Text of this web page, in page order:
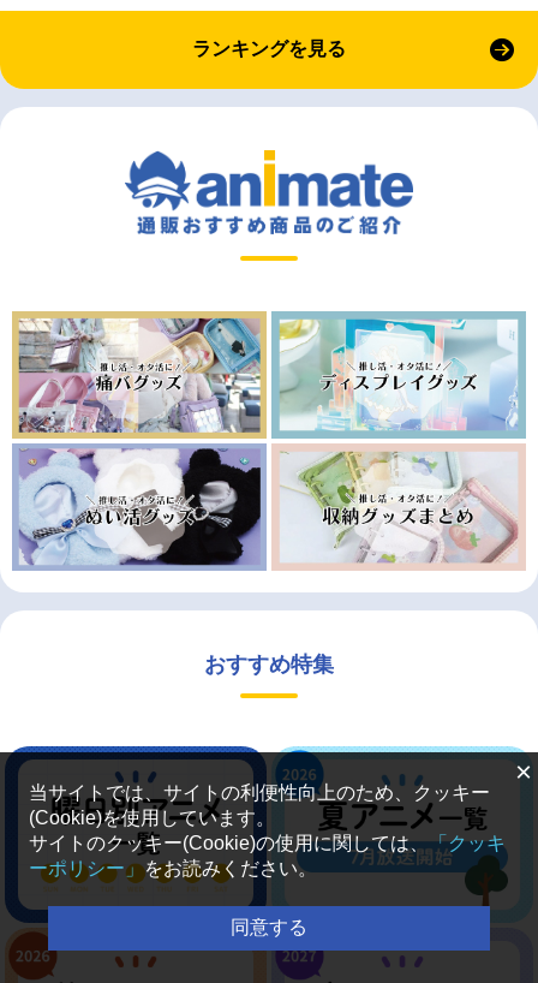
ランキングを見る
おすすめ特集
×
当サイトでは、サイトの利便性向上のため、クッキー
(Cookie)を使用しています。
サイトのクッキー(Cookie)の使用に関しては、「クッキ
ーポリシー」をお読みください。
同意する